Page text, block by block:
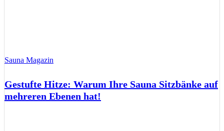
Sauna Magazin
Gestufte Hitze: Warum Ihre Sauna Sitzbänke auf
mehreren Ebenen hat!